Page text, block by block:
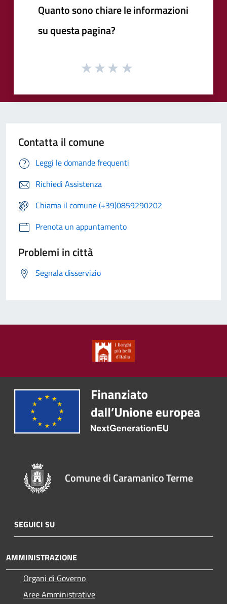
Quanto sono chiare le informazioni
su questa pagina?
Contatta il comune
Leggi le domande frequenti
Richiedi Assistenza
Chiama il comune (+39)0859290202
Prenota un appuntamento
Problemi in città
Segnala disservizio
Comune di Caramanico Terme
SEGUICI SU
AMMINISTRAZIONE
Organi di Governo
Aree Amministrative